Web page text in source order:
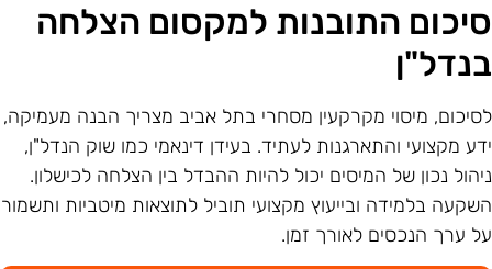
התובנות למקסום הצלחה
מיסוי מקרקעין מסחרי בתל אביב מצריך הבנה מעמיקה,
מקצועי והתארגנות לעתיד. בעידן דינאמי כמו שוק הנדל"ן,
נכון של המיסים יכול להיות ההבדל בין הצלחה לכישלון.
בלמידה ובייעוץ מקצועי תוביל לתוצאות מיטביות ותשמור
ערך הנכסים לאורך זמן.